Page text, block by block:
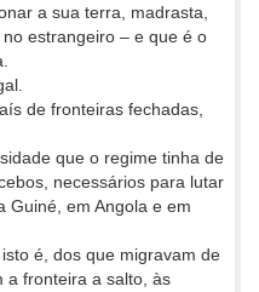
a sua terra, madrasta,
estrangeiro – e que é o
de fronteiras fechadas,
que o regime tinha de
necessários para lutar
Guiné, em Angola e em
é, dos que migravam de
a fronteira a salto, às